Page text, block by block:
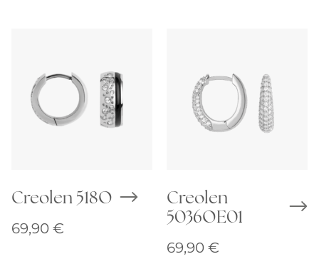
Creolen 518O
69,90 €
Creolen
5036OE01
69,90 €